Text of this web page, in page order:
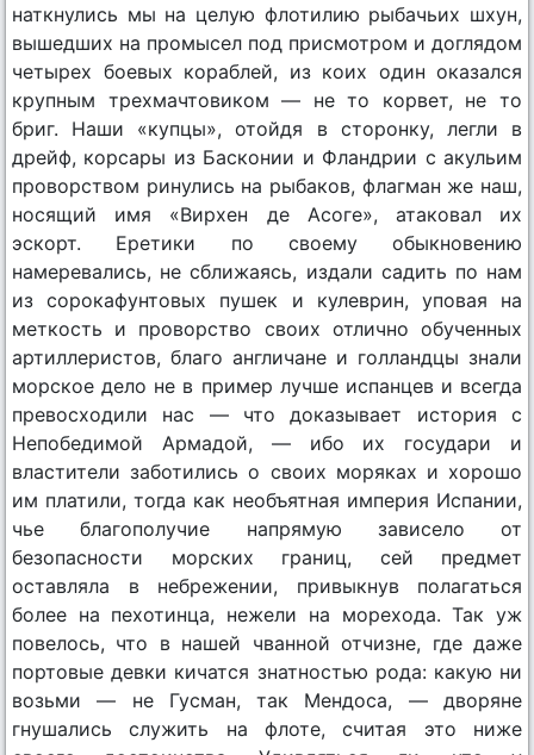
наткнулись мы на целую флотилию рыбачьих шхун,
вышедших на промысел под присмотром и доглядом
четырех боевых кораблей, из коих один оказался
крупным трехмачтовиком — не то корвет, не то
бриг. Наши «купцы», отойдя в сторонку, легли в
дрейф, корсары из Басконии и Фландрии с акульим
проворством ринулись на рыбаков, флагман же наш,
носящий имя «Вирхен де Асоге», атаковал их
эскорт. Еретики по своему обыкновению
намеревались, не сближаясь, издали садить по нам
из сорокафунтовых пушек и кулеврин, уповая на
меткость и проворство своих отлично обученных
артиллеристов, благо англичане и голландцы знали
морское дело не в пример лучше испанцев и всегда
превосходили нас — что доказывает история с
Непобедимой Армадой, — ибо их государи и
властители заботились о своих моряках и хорошо
им платили, тогда как необъятная империя Испании,
чье благополучие напрямую зависело от
безопасности морских границ, сей предмет
оставляла в небрежении, привыкнув полагаться
более на пехотинца, нежели на морехода. Так уж
повелось, что в нашей чванной отчизне, где даже
портовые девки кичатся знатностью рода: какую ни
возьми — не Гусман, так Мендоса, — дворяне
гнушались служить на флоте, считая это ниже